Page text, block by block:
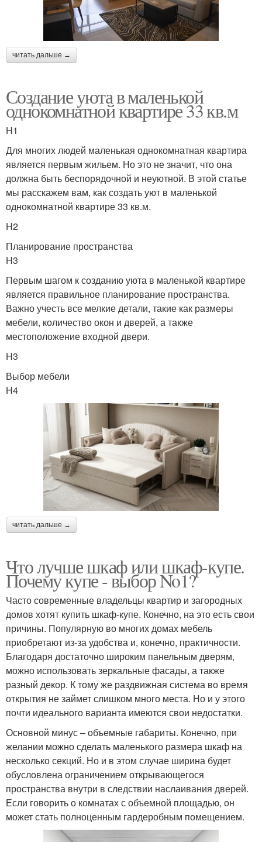
читать дальше →
Создание уюта в маленькой
однокомнатной квартире 33 кв.м
H1
Для многих людей маленькая однокомнатная квартира
является первым жильем. Но это не значит, что она
должна быть беспорядочной и неуютной. В этой статье
мы расскажем вам, как создать уют в маленькой
однокомнатной квартире 33 кв.м.
H2
Планирование пространства
H3
Первым шагом к созданию уюта в маленькой квартире
является правильное планирование пространства.
Важно учесть все мелкие детали, такие как размеры
мебели, количество окон и дверей, а также
местоположение входной двери.
H3
Выбор мебели
H4
читать дальше →
Что лучше шкаф или шкаф-купе.
Почему купе - выбор No1?
Часто современные владельцы квартир и загородных
домов хотят купить шкаф-купе. Конечно, на это есть свои
причины. Популярную во многих домах мебель
приобретают из-за удобства и, конечно, практичности.
Благодаря достаточно широким панельным дверям,
можно использовать зеркальные фасады, а также
разный декор. К тому же раздвижная система во время
открытия не займет слишком много места. Но и у этого
почти идеального варианта имеются свои недостатки.
Основной минус – объемные габариты. Конечно, при
желании можно сделать маленького размера шкаф на
несколько секций. Но и в этом случае ширина будет
обусловлена ограничением открывающегося
пространства внутри в следствии наслаивания дверей.
Если говорить о комнатах с объемной площадью, он
может стать полноценным гардеробным помещением.